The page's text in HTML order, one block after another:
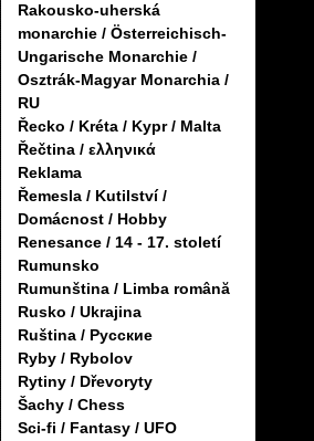
Rakousko-uherská
monarchie / Österreichisch-
Ungarische Monarchie /
Osztrák-Magyar Monarchia /
RU
Řecko / Kréta / Kypr / Malta
Řečtina / ελληνικά
Reklama
Řemesla / Kutilství /
Domácnost / Hobby
Renesance / 14 - 17. století
Rumunsko
Rumunština / Limba română
Rusko / Ukrajina
Ruština / Русские
Ryby / Rybolov
Rytiny / Dřevoryty
Šachy / Chess
Sci-fi / Fantasy / UFO